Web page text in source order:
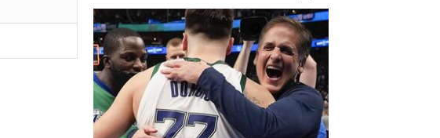
Alperen Şengün’e
övgü